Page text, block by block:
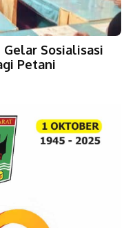
Sosialisasi
Petani